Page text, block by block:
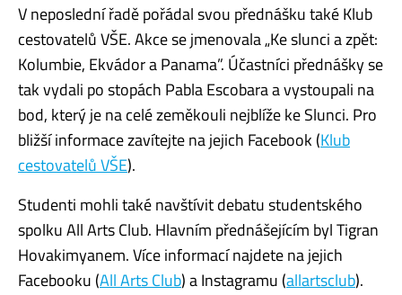
V neposlední řadě pořádal svou přednášku také Klub
cestovatelů VŠE. Akce se jmenovala „Ke slunci a zpět:
Kolumbie, Ekvádor a Panama”. Účastníci přednášky se
tak vydali po stopách PablaEscobaraa vystoupali na
bod, který je na celé zeměkouli nejblíže ke Slunci. Pro
bližší informace zavítejte na jejich Facebook (Klub
cestovatelů VŠE).
Studenti mohli také navštívit debatu studentského
spolku AllArtsClub. Hlavním přednášejícím byl Tigran
Hovakimyanem.Více informací najdete na jejich
Facebooku (All Arts Club) a Instagramu (allartsclub).